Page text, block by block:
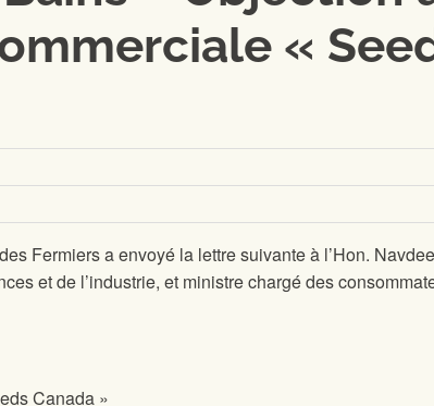
«
Fermiers a envoyé la lettre suivante à l’Hon.
et de l’industrie, et ministre chargé des
Canada »